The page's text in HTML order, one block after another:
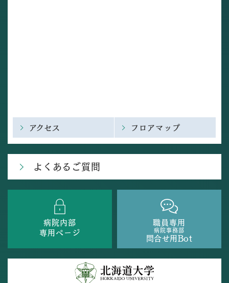
アクセス フロアマップ
よくあるご質問
病院内部
専用ページ
職員専用
病院事務部
問合せ用Bot